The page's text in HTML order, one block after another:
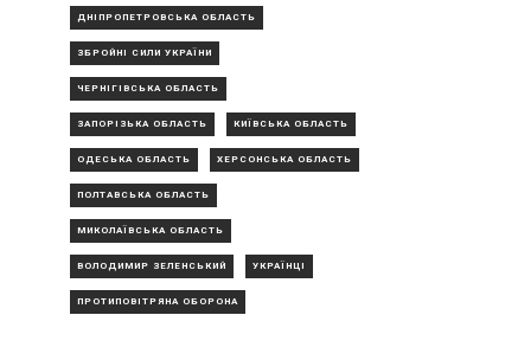
ДНІПРОПЕТРОВСЬКА ОБЛАСТЬ
ЗБРОЙНІ СИЛИ УКРАЇНИ
ЧЕРНІГІВСЬКА ОБЛАСТЬ
ЗАПОРІЗЬКА ОБЛАСТЬ КИЇВСЬКА ОБЛАСТЬ
ОДЕСЬКА ОБЛАСТЬ ХЕРСОНСЬКА ОБЛАСТЬ
ПОЛТАВСЬКА ОБЛАСТЬ
МИКОЛАЇВСЬКА ОБЛАСТЬ
ВОЛОДИМИР ЗЕЛЕНСЬКИЙ УКРАЇНЦІ
ПРОТИПОВІТРЯНА ОБОРОНА